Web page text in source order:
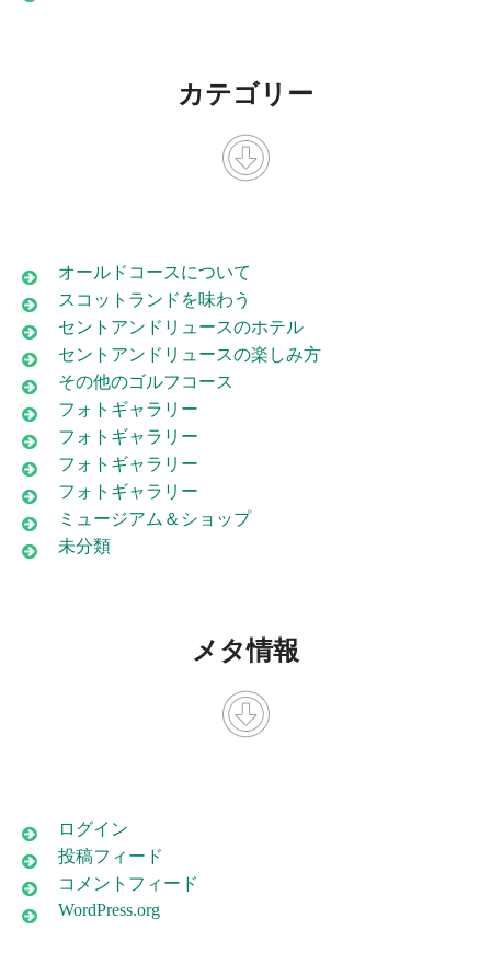
カテゴリー
オールドコースについて
スコットランドを味わう
セントアンドリュースのホテル
セントアンドリュースの楽しみ方
その他のゴルフコース
フォトギャラリー
フォトギャラリー
フォトギャラリー
フォトギャラリー
ミュージアム＆ショップ
未分類
メタ情報
ログイン
投稿フィード
コメントフィード
WordPress.org